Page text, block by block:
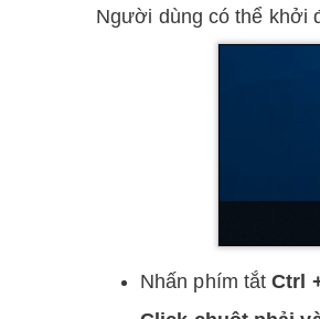
Người dùng có thể khởi
Nhấn phím tắtCtrl